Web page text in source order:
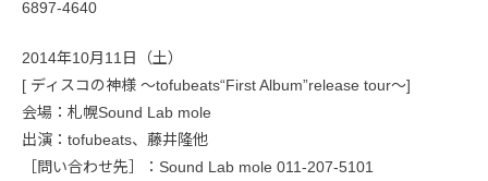
6897-4640
2014年10月11日（土）
[ ディスコの神様 ～tofubeats“First Album”release tour～]
会場：札幌Sound Lab mole
出演：tofubeats、藤井隆他
［問い合わせ先］：Sound Lab mole 011-207-5101